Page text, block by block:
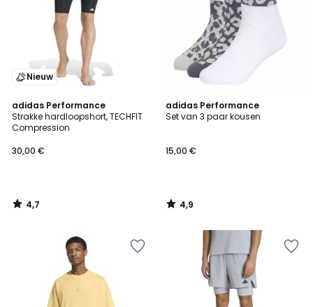
Nieuw
adidas Performance
Strakke hardloopshort, TECHFIT
Compression
30,00 €
4,7
/ 5
4,7
/
adidas Performance
Set van 3 paar kousen
15,00 €
4,9
/ 5
4,9
/